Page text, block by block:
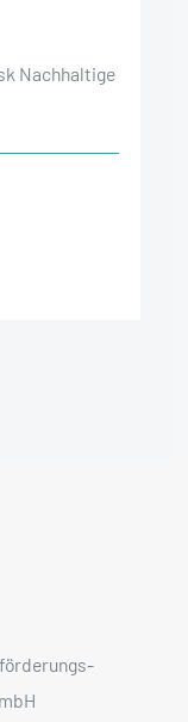
Nachhaltige